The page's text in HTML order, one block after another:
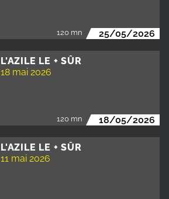
120 mn 25/05/2026
L'AZILE LE + SÛR
18 mai 2026
120 mn 18/05/2026
L'AZILE LE + SÛR
11 mai 2026